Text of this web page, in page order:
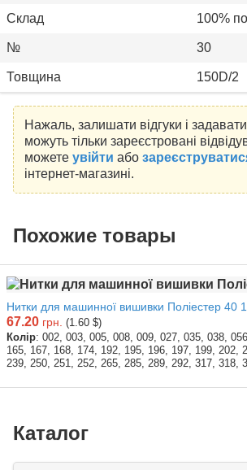
Склад 100%
№ 30
Товщина 150D/2
Нажаль, залишати відгуки і
можуть тільки зареєстровані
можете увійти або
інтернет-магазині.
Похожие товары
Нитки для машинної вишивки Поліестер 40
67.20 грн. (1.60 $)
Колір: 002, 003, 005, 008, 009, 027, 035, 038,
165, 167, 168, 174, 192, 195, 196, 197, 199, 202,
239, 250, 251, 252, 265, 285, 289, 292, 317, 318,
Каталог